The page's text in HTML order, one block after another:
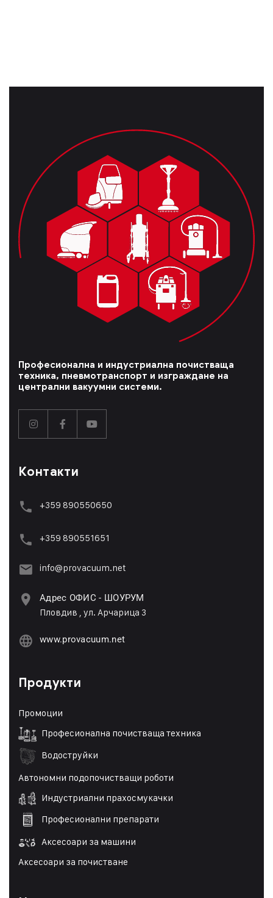
Професионална и индустриална почистваща
техника, пневмотранспорт и изграждане на
централни вакуумни системи.
Контакти
+359 890550650
+359 890551651
info@provacuum.net
Адрес ОФИС - ШОУРУМ
Пловдив , ул. Арчарица 3
www.provacuum.net
Продукти
Промоции
Професионална почистваща техника
Водоструйки
Автономни подопочистващи роботи
Индустриални прахосмукачки
Професионални препарати
Аксесоари за машини
Аксесоари за почистване